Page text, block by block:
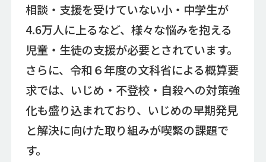
相談・支援を受けていない小・中学生が
4.6万人に上るなど、様々な悩みを抱える
児童・生徒の支援が必要とされています。
さらに、令和６年度の文科省による概算要
求では、いじめ・不登校・自殺への対策強
化も盛り込まれており、いじめの早期発見
と解決に向けた取り組みが喫緊の課題で
す。